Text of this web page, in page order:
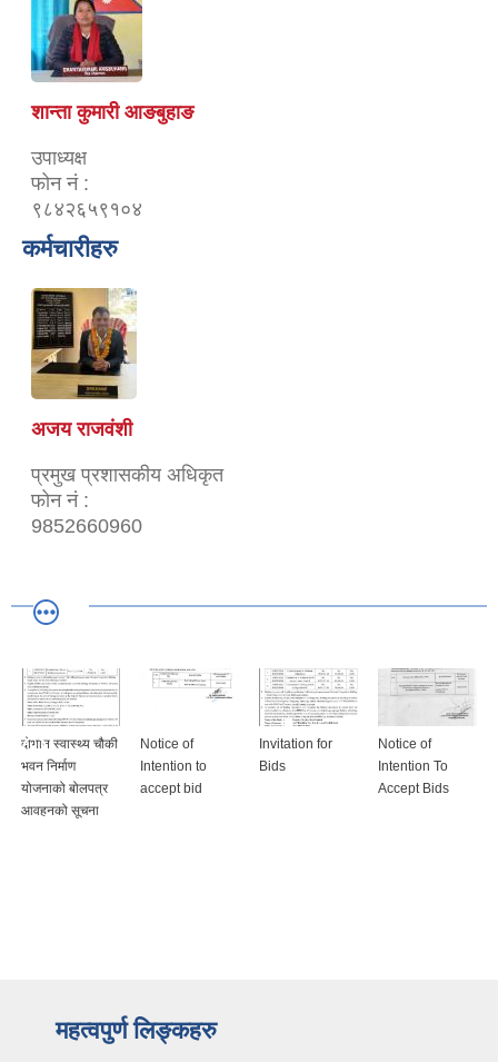
शान्ता कुमारी आङबुहाङ
उपाध्यक्ष
फोन नं :
९८४२६५९१०४
कर्मचारीहरु
अजय राजवंशी
प्रमुख प्रशासकीय अधिकृत
फोन नं :
9852660960
दोभान स्वास्थ्य चौकी
भवन निर्माण
योजनाको बोलपत्र
आवहनको सूचना
Notice of
Intention to
accept bid
Invitation for
Bids
Notice of
Intention To
Accept Bids
महत्वपुर्ण लिङ्कहरु